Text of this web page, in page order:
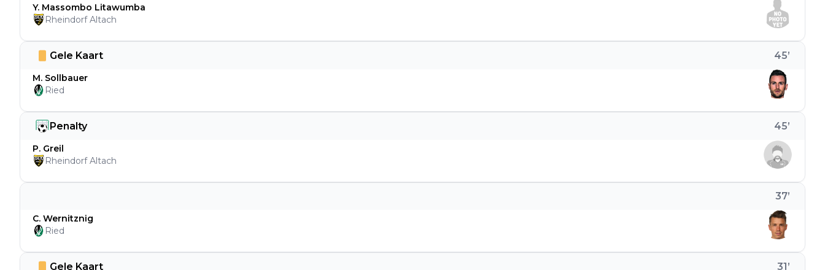
Gele Kaart 31’
37’
C. Wernitznig
Ried
Penalty 45’
P. Greil
Rheindorf Altach
Gele Kaart 45’
M. Sollbauer
Ried
Y. Massombo Litawumba
Rheindorf Altach